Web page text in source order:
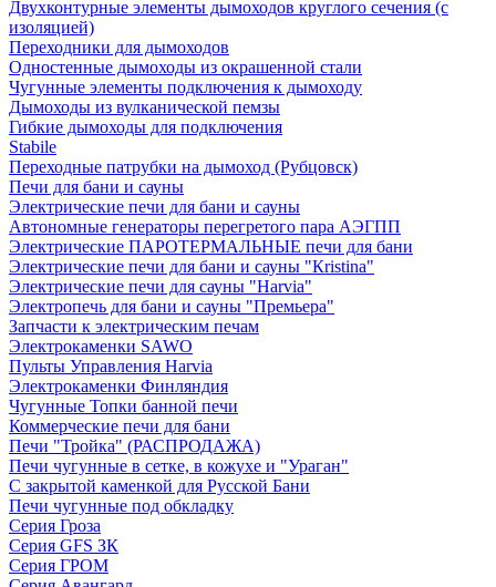
Двухконтурные элементы дымоходов круглого сечения (с
изоляцией)
Переходники для дымоходов
Одностенные дымоходы из окрашенной стали
Чугунные элементы подключения к дымоходу
Дымоходы из вулканической пемзы
Гибкие дымоходы для подключения
Stabile
Переходные патрубки на дымоход (Рубцовск)
Печи для бани и сауны
Электрические печи для бани и сауны
Автономные генераторы перегретого пара АЭГПП
Электрические ПАРОТЕРМАЛЬНЫЕ печи для бани
Электрические печи для бани и сауны "Кristina"
Электрические печи для сауны "Harvia"
Электропечь для бани и сауны "Премьера"
Запчасти к электрическим печам
Электрокаменки SAWO
Пульты Управления Harvia
Электрокаменки Финляндия
Чугунные Топки банной печи
Коммерческие печи для бани
Печи "Тройка" (РАСПРОДАЖА)
Печи чугунные в сетке, в кожухе и "Ураган"
С закрытой каменкой для Русской Бани
Печи чугунные под обкладку
Серия Гроза
Серия GFS ЗК
Серия ГРОМ